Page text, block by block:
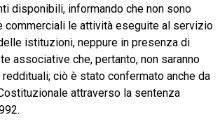
disponibili, informando che non sono
commerciali le attività eseguite al servizio
istituzioni, neppure in presenza di
associative che, pertanto, non saranno
ciò è stato confermato anche da
attraverso la sentenza